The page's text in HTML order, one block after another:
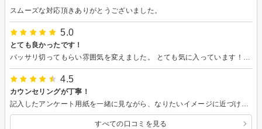
スムーズな対応頂きありがとうございました。
5.0
とても良かったです！
4.5
カウンセリングが丁寧！
すべての口コミを見る